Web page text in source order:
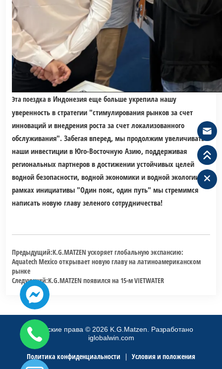
Эта поездка в Индонезия еще больше укрепила нашу
уверенность в стратегии "стимулирования рынков за счет
инноваций и внедрения роста за счет локализованного
обслуживания". Забегая вперед, мы продолжим увеличивать
наши инвестиции в Юго-Восточную Азию, поддерживая
региональных партнеров в достижении устойчивых целей
водной безопасности, водной экономики и водной экологии. В
рамках инициативы "Один пояс, один путь" мы стремимся
написать новую главу зеленого сотрудничества!
Предыдущий:K.G.MATZEN ускоряет глобальную экспансию:
Aquatech Mexico открывает новую главу на латиноамериканском
рынке
Следующий:K.G.MATZEN появился на 15-м VIETWATER
Авторские права © 2026 K.G.Matzen. Разработано
iglobalwin.com
Политика конфиденциальности Условия и положения